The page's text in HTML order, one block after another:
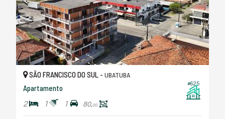
#625
SÃO FRANCISCO DO SUL - UBATUBA
Apartamento
2 1 1 80,00